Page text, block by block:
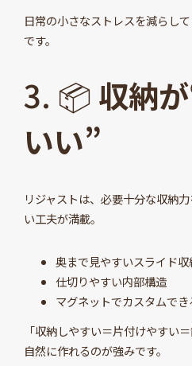
日常の小さなストレスを減らし
です。
3. 📦 収納
いい”
リジャストは、必要十分な収納
い工夫が満載。
奥まで見やすいスライド収
仕切りやすい内部構造
マグネットでカスタムで
「収納しやすい＝片付けやすい
自然に作れるのが強みです。